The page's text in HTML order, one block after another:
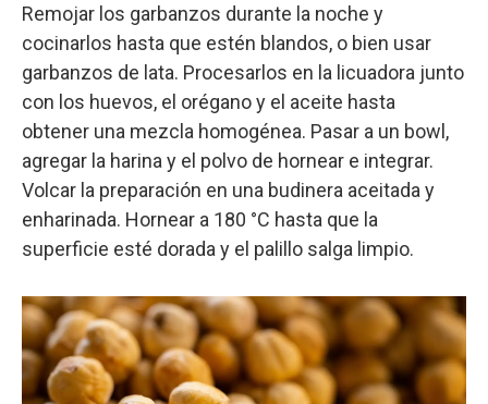
Remojar los garbanzos durante la noche y
cocinarlos hasta que estén blandos, o bien usar
garbanzos de lata. Procesarlos en la licuadora junto
con los huevos, el orégano y el aceite hasta
obtener una mezcla homogénea. Pasar a un bowl,
agregar la harina y el polvo de hornear e integrar.
Volcar la preparación en una budinera aceitada y
enharinada. Hornear a 180 °C hasta que la
superficie esté dorada y el palillo salga limpio.